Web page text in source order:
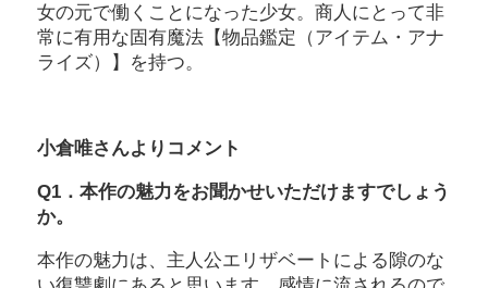
女の元で働くことになった少女。商人にとって非
常に有用な固有魔法【物品鑑定（アイテム・アナ
ライズ）】を持つ。
小倉唯さんよりコメント
Q1．本作の魅力をお聞かせいただけますでしょう
か。
本作の魅力は、主人公エリザベートによる隙のな